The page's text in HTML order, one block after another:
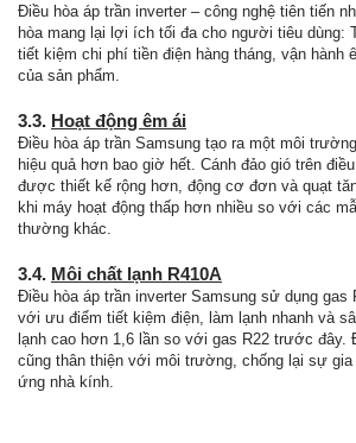
Điều hòa áp trần inverter – công nghệ tiên tiến
hòa mang lại lợi ích tối đa cho người tiêu dùng:
tiết kiệm chi phí tiền điện hàng tháng, vận hành
của sản phẩm.
3.3. Hoạt động êm ái
Điều hòa áp trần Samsung tạo ra một môi
hiệu quả hơn bao giờ hết. Cánh đảo gió trên
được thiết kế rộng hơn, động cơ đơn và quạt
khi máy hoạt động thấp hơn nhiều so với các
thường khác.
3.4. Môi chất lạnh R410A
Điều hòa áp trần inverter Samsung sử dụng gas
với ưu điểm tiết kiệm điện, làm lạnh nhanh và
lạnh cao hơn 1,6 lần so với gas R22 trước đây.
cũng thân thiện với môi trường, chống lại sự
ứng nhà kính.